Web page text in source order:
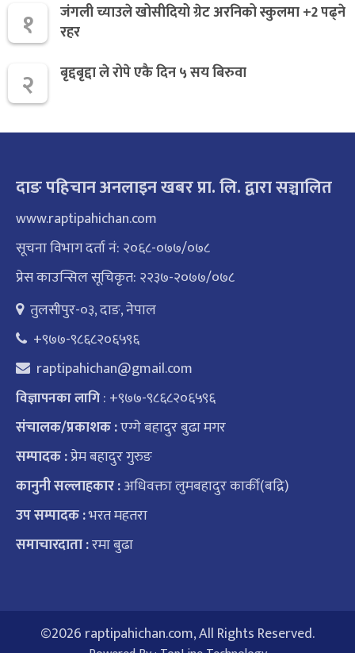
१
जंगली च्याउले खोसीदियो ग्रेट अरनिको स्कुलमा +2 पढ्ने
रहर
२ बृद्दबृद्दा ले रोपे एकै दिन ५ सय बिरुवा
दाङ पहिचान अनलाइन खबर प्रा. लि. द्वारा सञ्चालित
www.raptipahichan.com
सूचना विभाग दर्ता नं: २०६८-०७७/०७८
प्रेस काउन्सिल सूचिकृत: २२३७-२०७७/०७८
तुलसीपुर-०३, दाङ, नेपाल
+९७७-९८६८२०६५९६
raptipahichan@gmail.com
विज्ञापनका लागि: +९७७-९८६८२०६५९६
संचालक/प्रकाशक :एग्गे बहादुर बुढा मगर
सम्पादक :प्रेम बहादुर गुरुङ
कानुनी सल्लाहकार :अधिवक्ता लुमबहादुर कार्की(बद्रि)
उप सम्पादक :भरत महतरा
समाचारदाता :रमा बुढा
©2026 raptipahichan.com, All Rights Reserved.